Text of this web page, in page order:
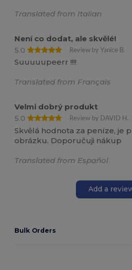
Translated from Italian
Není co dodat, ale skvělé!
5.0
Review by Yanice B.
Suuuuupeerr !!!!
Translated from Français
Velmi dobrý produkt
5.0
Review by DAVID H.
Skvělá hodnota za peníze, je
obrázku. Doporučuji nákup
Translated from Español
Add a
Bulk Orders